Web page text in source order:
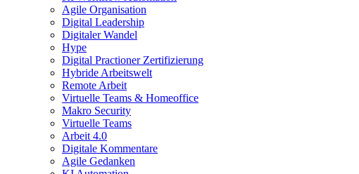
Agile Organisation
Digital Leadership
Digitaler Wandel
Hype
Digital Practioner Zertifizierung
Hybride Arbeitswelt
Remote Arbeit
Virtuelle Teams & Homeoffice
Makro Security
Virtuelle Teams
Arbeit 4.0
Digitale Kommentare
Agile Gedanken